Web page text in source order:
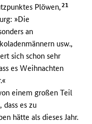
Plöwen,21
»Die
an
usw.,
sich schon sehr
es Weihnachten
einem großen Teil
es zu
hätte als dieses Jahr.